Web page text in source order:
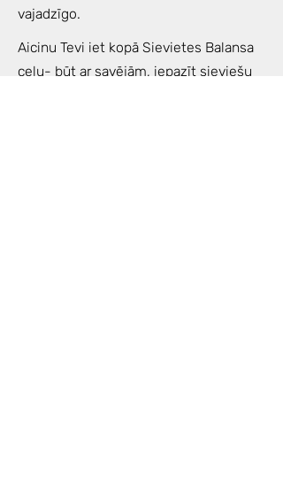
vajadzīgo.
Aicinu Tevi iet kopā Sievietes Balansa
ceļu- būt ar savējām, iepazīt sieviešu